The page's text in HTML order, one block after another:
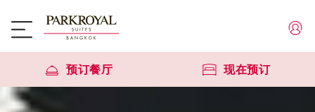
预订餐厅 现在预订